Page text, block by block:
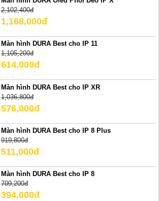
2,102,400đ
1,168,000đ
Màn hình DURA Best cho IP 11
1,105,200đ
614,000đ
Màn hình DURA Best cho IP XR
1,036,800đ
576,000đ
Màn hình DURA Best cho IP 8 Plus
919,800đ
511,000đ
Màn hình DURA Best cho IP 8
709,200đ
394,000đ